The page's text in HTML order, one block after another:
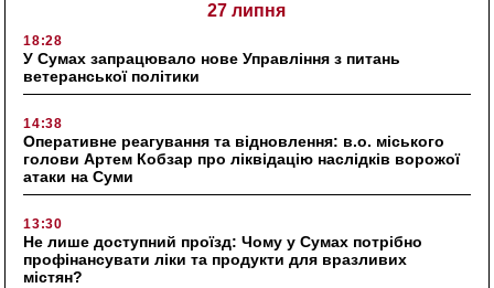
27 липня
18:28
У Сумах запрацювало нове Управління з питань
ветеранської політики
14:38
Оперативне реагування та відновлення: в.о. міського
голови Артем Кобзар про ліквідацію наслідків ворожої
атаки на Суми
13:30
Не лише доступний проїзд: Чому у Сумах потрібно
профінансувати ліки та продукти для вразливих
містян?